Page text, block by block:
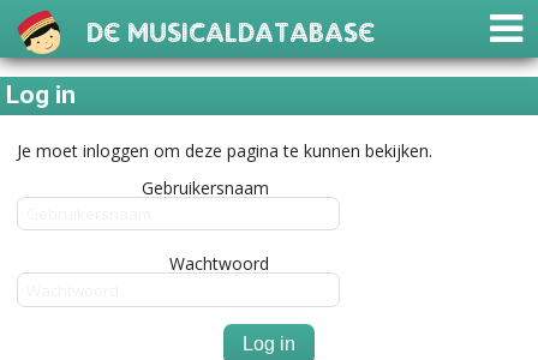
De Musicaldatabase
Log in
Je moet inloggen om deze pagina te kunnen bekijken.
Gebruikersnaam
Wachtwoord
Log in